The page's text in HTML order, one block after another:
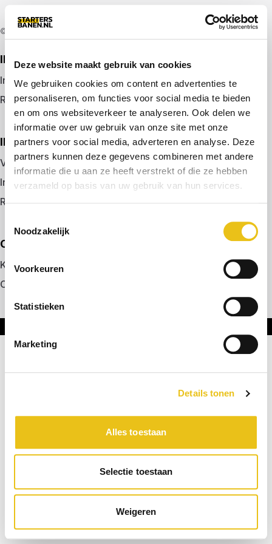
Deze website maakt gebruik van cookies
We gebruiken cookies om content en advertenties te
personaliseren, om functies voor social media te bieden
en om ons websiteverkeer te analyseren. Ook delen we
informatie over uw gebruik van onze site met onze
partners voor social media, adverteren en analyse. Deze
partners kunnen deze gegevens combineren met andere
informatie die u aan ze heeft verstrekt of die ze hebben
verzameld op basis van uw gebruik van hun services.
Noodzakelijk
Voorkeuren
Statistieken
Marketing
Details tonen
Alles toestaan
Selectie toestaan
Weigeren
© 2026 door startersbanen.nl
IK ZOEK EEN BAAN
Inloggen
Registreren
IK BEN WERKGEVER
Vacature plaatsen
Inloggen
Registreren
OVER ONS
Kennismaken met MELON
Contact